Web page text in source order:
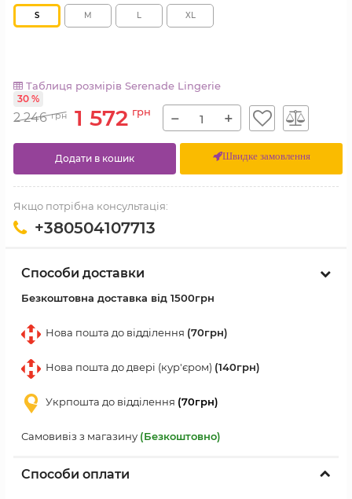
S M L XL
Таблиця розмірів Serenade Lingerie
2 246 грн 1 572 грн
30 %
− +
Додати в кошик Швидке замовлення
Якщо потрібна консультація:
+380504107713
Способи доставки
Безкоштовна доставка від 1500грн
Нова пошта до відділення (70грн)
Нова пошта до двері (кур'єром) (140грн)
Укрпошта до відділення (70грн)
Самовивіз з магазину (Безкоштовно)
Способи оплати